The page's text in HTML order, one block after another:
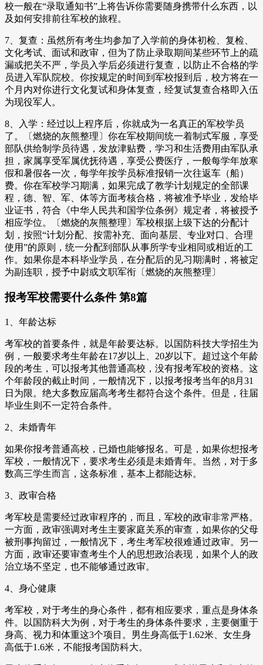
校一般在“录取通知书”上将告诉你需要随身携带什么东西，以
及如何安排前往军校的旅程。
7、复查：虽然所有考生均参加了入学前的身体初检、复检、
文化考试、面试和政审，但为了防止录取期间某些环节上的疏
漏或把关不严，学员入学后必须进行复查，以防止不合格的学
员进入军队院校。你按规定的时间到军校报到后，校方将在一
个月内对你进行文化复试和身体复查，经复试复查合格即入伍
为现役军人。
8、入学：经过以上程序后，你就成为一名真正的军校学员
了。〔燃烧的灰熊整理〕你在军校期间统一着制式军服，享受
部队供给制学员待遇，发放津贴费，学习和生活费用由军队承
担，家属享受军属优抚待遇，享受公费医疗，一般每学年放寒
假和暑假各一次，每学年按学员标准报销一次往返车（船）
费。你在军校学习期满，如果完成了教学计划规定的全部课
程，德、智、军、体等方面考核合格，将被准予毕业，发给毕
业证书，符合《中华人民共和国学位条例》规定者，将被授予
相应学位。〔燃烧的灰熊整理〕军校根据上级下达的分配计
划，按照“计划分配、按需补充、面向基层、专业对口、合理
使用”的原则，统一分配到部队从事所学专业相同或相近的工
作。如果你是本科毕业学员，在分配后的见习期满时，将被定
为副连职，授予中尉或文职军衔〔燃烧的灰熊整理〕
报考军校需要什么条件 第8篇
1、年龄达标
考军校的首要条件，就是年龄要达标。以国防科技大学招生为
例，一般要求考生年龄在17岁以上、20岁以下。超过这个年龄
段的考生，可以报考其他普通高校，没有报考军校的资格。这
个年龄段的截止时间，一般情况下，以报考报考当年的8月31
日为限。绝大多数应届高考考生都符合这个条件。但是，往届
毕业生则不一定符合条件。
2、未婚青年
如果你报考普通高校，已婚也能够报名。可是，如果你想报考
军校，一般情况下，要求考生必须是未婚青年。当然，对于多
数高三学生而言，这条标准，基本上都能达标。
3、政审合格
考军校是需要经过政审程序的，而且，军校的政审非常严格。
一方面，政审强调对考生主要家庭关系的审查，如果你的父母
被刑事拘留过，一般情况下，考生考军校很难通过政审。另一
方面，政审还要审查考生个人的思想政治表现，如果个人的政
治立场不坚定，也不能够通过政审。
4、身心健康
考军校，对于考生的身心条件，都有相应要求，重点是身体条
件。以国防科大为例，对于考生的身体条件要求，主要侧重于
身高、视力和体重这3个项目。男生身高低于1.62米、女生身
高低于1.6米，不能报考国防科大。